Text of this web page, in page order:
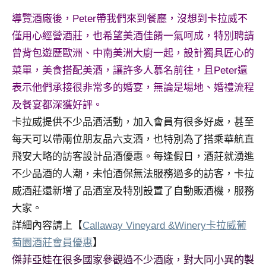
導覽酒廠後，Peter帶我們來到餐廳，沒想到卡拉威不
僅用心經營酒莊，也希望美酒佳餚一氣呵成，特別聘請
曾背包遊歷歐洲、中南美洲大廚一起，設計獨具匠心的
菜單，美食搭配美酒，讓許多人慕名前往，且Peter還
表示他們承接很非常多的婚宴，無論是場地、婚禮流程
及餐宴都深獲好評。
卡拉威提供不少品酒活動，加入會員有很多好處，甚至
每天可以帶兩位朋友品六支酒，也特別為了搭乘華航直
飛安大略的訪客設計品酒優惠。每逢假日，酒莊就湧進
不少品酒的人潮，未怕酒保無法服務過多的訪客，卡拉
威酒莊還新增了品酒室及特別設置了自動販酒機，服務
大家。
詳細內容請上【Callaway Vineyard &Winery卡拉威葡
萄園酒莊會員優惠】
傑菲亞娃在很多國家參觀過不少酒廠，對大同小異的製